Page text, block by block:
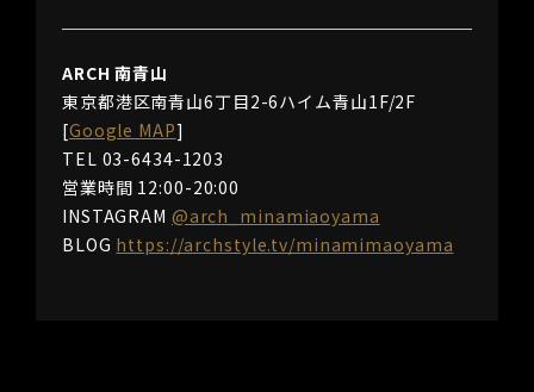
ARCH 南青山
東京都港区南青山6丁目2-6ハイム青山1F/2F
[Google MAP]
TEL 03-6434-1203
営業時間 12:00-20:00
INSTAGRAM @arch_minamiaoyama
BLOG https://archstyle.tv/minamimaoyama